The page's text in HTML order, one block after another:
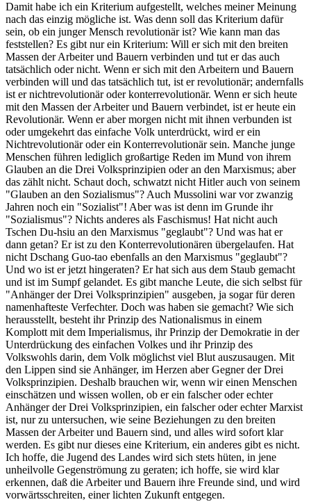
Damit habe ich ein Kriterium aufgestellt, welches meiner Meinung
nach das einzig mögliche ist. Was denn soll das Kriterium dafür
sein, ob ein junger Mensch revolutionär ist? Wie kann man das
feststellen? Es gibt nur ein Kriterium: Will er sich mit den breiten
Massen der Arbeiter und Bauern verbinden und tut er das auch
tatsächlich oder nicht. Wenn er sich mit den Arbeitern und Bauern
verbinden will und das tatsächlich tut, ist er revolutionär; andernfalls
ist er nichtrevolutionär oder konterrevolutionär. Wenn er sich heute
mit den Massen der Arbeiter und Bauern verbindet, ist er heute ein
Revolutionär. Wenn er aber morgen nicht mit ihnen verbunden ist
oder umgekehrt das einfache Volk unterdrückt, wird er ein
Nichtrevolutionär oder ein Konterrevolutionär sein. Manche junge
Menschen führen lediglich großartige Reden im Mund von ihrem
Glauben an die Drei Volksprinzipien oder an den Marxismus; aber
das zählt nicht. Schaut doch, schwatzt nicht Hitler auch von seinem
"Glauben an den Sozialismus"? Auch Mussolini war vor zwanzig
Jahren noch ein "Sozialist"! Aber was ist denn im Grunde ihr
"Sozialismus"? Nichts anderes als Faschismus! Hat nicht auch
Tschen Du-hsiu an den Marxismus "geglaubt"? Und was hat er
dann getan? Er ist zu den Konterrevolutionären übergelaufen. Hat
nicht Dschang Guo-tao ebenfalls an den Marxismus "geglaubt"?
Und wo ist er jetzt hingeraten? Er hat sich aus dem Staub gemacht
und ist im Sumpf gelandet. Es gibt manche Leute, die sich selbst für
"Anhänger der Drei Volksprinzipien" ausgeben, ja sogar für deren
namenhafteste Verfechter. Doch was haben sie gemacht? Wie sich
herausstellt, besteht ihr Prinzip des Nationalismus in einem
Komplott mit dem Imperialismus, ihr Prinzip der Demokratie in der
Unterdrückung des einfachen Volkes und ihr Prinzip des
Volkswohls darin, dem Volk möglichst viel Blut auszusaugen. Mit
den Lippen sind sie Anhänger, im Herzen aber Gegner der Drei
Volksprinzipien. Deshalb brauchen wir, wenn wir einen Menschen
einschätzen und wissen wollen, ob er ein falscher oder echter
Anhänger der Drei Volksprinzipien, ein falscher oder echter Marxist
ist, nur zu untersuchen, wie seine Beziehungen zu den breiten
Massen der Arbeiter und Bauern sind, und alles wird sofort klar
werden. Es gibt nur dieses eine Kriterium, ein anderes gibt es nicht.
Ich hoffe, die Jugend des Landes wird sich stets hüten, in jene
unheilvolle Gegenströmung zu geraten; ich hoffe, sie wird klar
erkennen, daß die Arbeiter und Bauern ihre Freunde sind, und wird
vorwärtsschreiten, einer lichten Zukunft entgegen.